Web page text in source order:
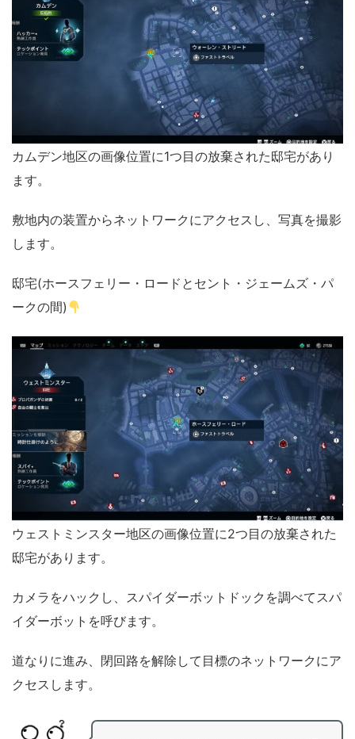
カムデン地区の画像位置に1つ目の放棄された邸宅があり
ます。
敷地内の装置からネットワークにアクセスし、写真を撮影
します。
邸宅(ホースフェリー・ロードとセント・ジェームズ・パ
ークの間)
ウェストミンスター地区の画像位置に2つ目の放棄された
邸宅があります。
カメラをハックし、スパイダーボットドックを調べてスパ
イダーボットを呼びます。
道なりに進み、閉回路を解除して目標のネットワークにア
クセスします。